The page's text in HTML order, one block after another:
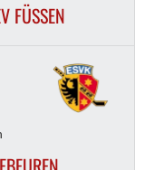
FÜSSEN